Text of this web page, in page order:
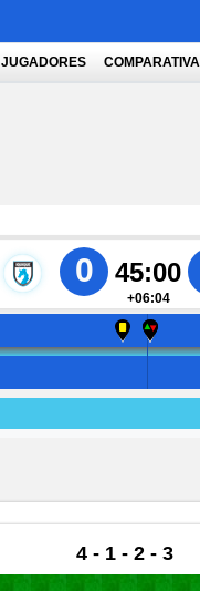
JUGADORES COMPARATIVA
0 45:00
+06:04
4 - 1 - 2 - 3